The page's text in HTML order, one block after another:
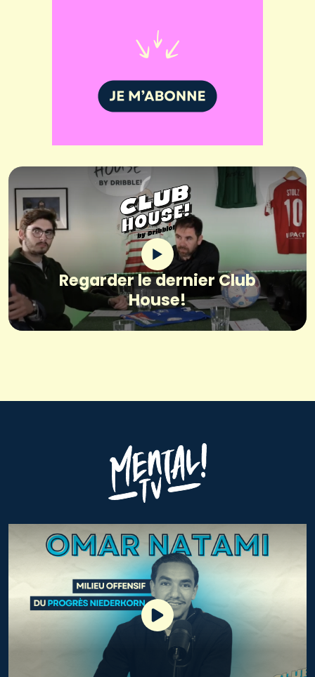
Regarder le dernier Club
House!